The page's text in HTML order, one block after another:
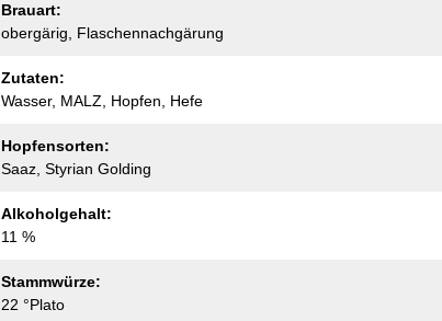
Brauart:
obergärig, Flaschennachgärung
Zutaten:
Wasser, MALZ, Hopfen, Hefe
Hopfensorten:
Saaz, Styrian Golding
Alkoholgehalt:
11 %
Stammwürze:
22 °Plato